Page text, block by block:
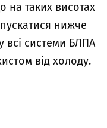
на таких висотах
нижче
всі системи БЛПА
від холоду.